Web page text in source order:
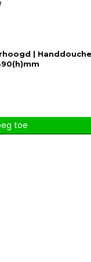
|
toe